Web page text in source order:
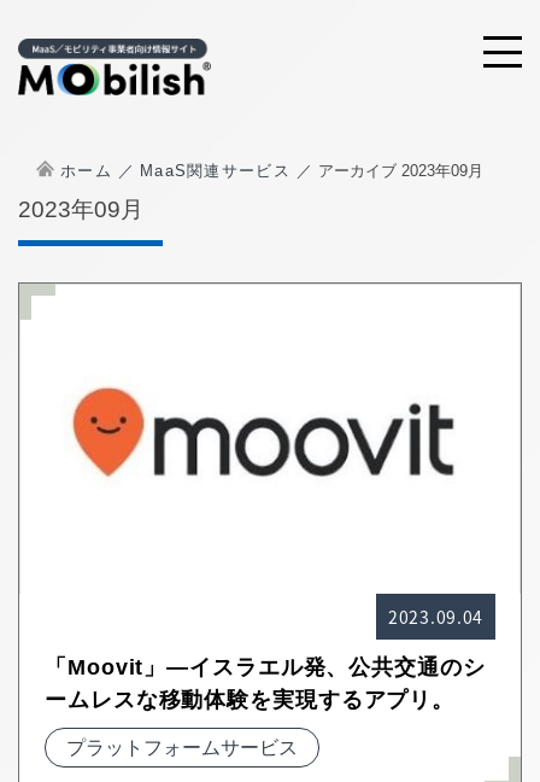
ホーム MaaS関連サービス アーカイブ 2023年09月
2023年09月
「Moovit」―イスラエル発、公共交通のシ
ームレスな移動体験を実現するアプリ。
2023.09.04
プラットフォームサービス